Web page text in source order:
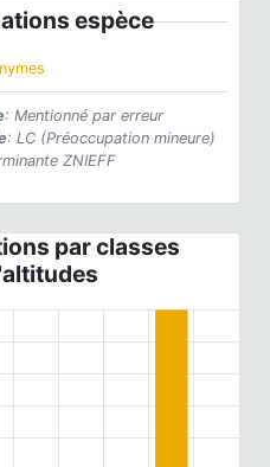
espèce
: Mentionné par erreur
: LC (Préoccupation mineure)
ZNIEFF
par classes